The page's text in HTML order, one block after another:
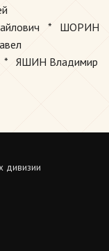
* ШОРИН
* ЯШИН Владимир
дивизии